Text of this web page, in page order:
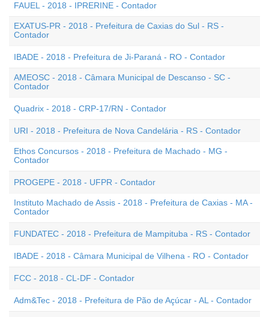
FAUEL - 2018 - IPRERINE - Contador
EXATUS-PR - 2018 - Prefeitura de Caxias do Sul - RS -
Contador
IBADE - 2018 - Prefeitura de Ji-Paraná - RO - Contador
AMEOSC - 2018 - Câmara Municipal de Descanso - SC -
Contador
Quadrix - 2018 - CRP-17/RN - Contador
URI - 2018 - Prefeitura de Nova Candelária - RS - Contador
Ethos Concursos - 2018 - Prefeitura de Machado - MG -
Contador
PROGEPE - 2018 - UFPR - Contador
Instituto Machado de Assis - 2018 - Prefeitura de Caxias - MA -
Contador
FUNDATEC - 2018 - Prefeitura de Mampituba - RS - Contador
IBADE - 2018 - Câmara Municipal de Vilhena - RO - Contador
FCC - 2018 - CL-DF - Contador
Adm&Tec - 2018 - Prefeitura de Pão de Açúcar - AL - Contador